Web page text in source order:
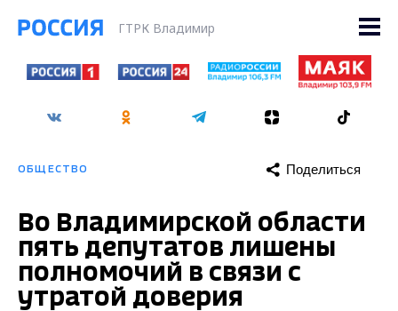
ГТРК Владимир
ОБЩЕСТВО Поделиться
Во Владимирской области
пять депутатов лишены
полномочий в связи с
утратой доверия